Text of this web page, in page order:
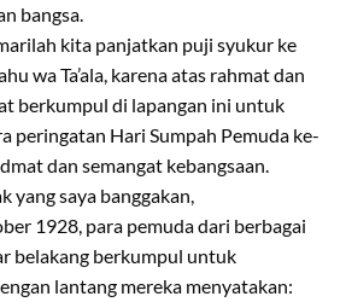
bangsa.
kita panjatkan puji syukur ke
wa Ta’ala, karena atas rahmat dan
berkumpul di lapangan ini untuk
peringatan Hari Sumpah Pemuda ke-
dan semangat kebangsaan.
yang saya banggakan,
1928, para pemuda dari berbagai
belakang berkumpul untuk
lantang mereka menyatakan: